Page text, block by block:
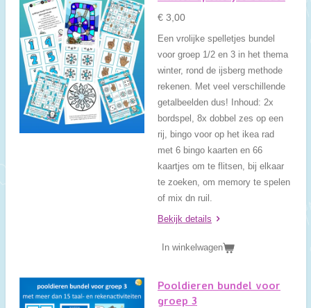
€ 3,00
Een vrolijke spelletjes bundel
voor groep 1/2 en 3 in het thema
winter, rond de ijsberg methode
rekenen. Met veel verschillende
getalbeelden dus! Inhoud: 2x
bordspel, 8x dobbel zes op een
rij, bingo voor op het ikea rad
met 6 bingo kaarten en 66
kaartjes om te flitsen, bij elkaar
te zoeken, om memory te spelen
of mix dn ruil.
Bekijk details
In winkelwagen
Pooldieren bundel voor
groep 3